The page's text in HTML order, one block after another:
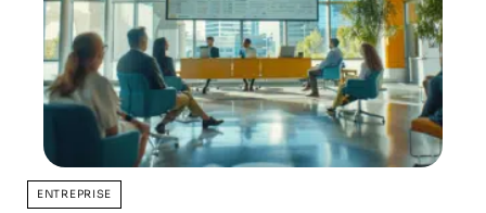
ENTREPRISE